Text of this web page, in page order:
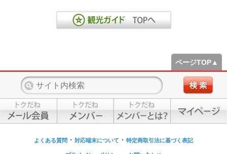
ページTOP▲
よくある質問 ・ 対応端末について ・ 特定商取引法に基づく表記